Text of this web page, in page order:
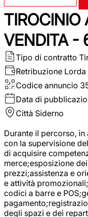
TIROCINIO
VENDITA -
Tipo di contratto
Retribuzione Lorda
Codice annuncio
Data di
Città Siderno
Durante il percorso,
con la supervisione
di acquisire
merce;esposizione
prezzi;assistenza e
e attività
codici a barre e
degli spazi e dei